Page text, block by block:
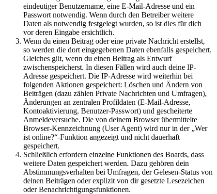
eindeutiger Benutzername, eine E-Mail-Adresse und ein
Passwort notwendig. Wenn durch den Betreiber weitere
Daten als notwendig festgelegt wurden, so ist dies für dich
vor deren Eingabe ersichtlich.
Wenn du einen Beitrag oder eine private Nachricht erstellst,
so werden die dort eingegebenen Daten ebenfalls gespeichert.
Gleiches gilt, wenn du einen Beitrag als Entwurf
zwischenspeicherst. In diesen Fällen wird auch deine IP-
Adresse gespeichert. Die IP-Adresse wird weiterhin bei
folgenden Aktionen gespeichert: Löschen und Ändern von
Beiträgen (dazu zählen Private Nachrichten und Umfragen),
Änderungen an zentralen Profildaten (E-Mail-Adresse,
Kontoaktivierung, Benutzer-Passwort) und gescheiterte
Anmeldeversuche. Die von deinem Browser übermittelte
Browser-Kennzeichnung (User Agent) wird nur in der „Wer
ist online?“-Funktion angezeigt und nicht dauerhaft
gespeichert.
Schließlich erfordern einzelne Funktionen des Boards, dass
weitere Daten gespeichert werden. Dazu gehören dein
Abstimmungsverhalten bei Umfragen, der Gelesen-Status von
deinen Beiträgen oder explizit von dir gesetzte Lesezeichen
oder Benachrichtigungsfunktionen.